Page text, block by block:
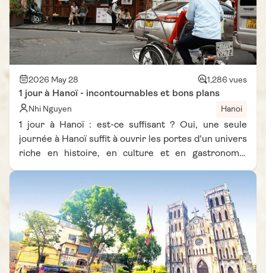
un séjour en famille riche en souvenirs.
2026 May 28 1,286 vues
1 jour à Hanoï - incontournables et bons plans
Nhi Nguyen Hanoi
1 jour à Hanoï : est-ce suffisant ? Oui, une seule
journée à Hanoï suffit à ouvrir les portes d'un univers
riche en histoire, en culture et en gastronomie
vietnamienne. Avec un programme bien pensé, il est
tout à fait possible de découvrir les temps forts
culturels et culinaires de la ville, même dans un laps
de temps limité. Que faire à Hanoï en 24 heures ? Ce
guide a été spécialement élaboré pour les voyageurs
internationaux qui visitent la ville pour la première
fois et souhaitent une immersion à la fois